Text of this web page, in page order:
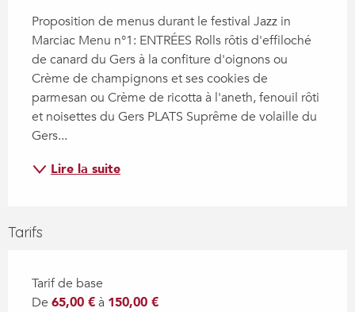
Proposition de menus durant le festival Jazz in
Marciac Menu n°1: ENTRÉES Rolls rôtis d'effiloché
de canard du Gers à la confiture d'oignons ou
Crème de champignons et ses cookies de
parmesan ou Crème de ricotta à l'aneth, fenouil rôti
et noisettes du Gers PLATS Suprême de volaille du
Gers...
Lire la suite
Tarifs
Tarif de base
De 65,00 €à 150,00 €